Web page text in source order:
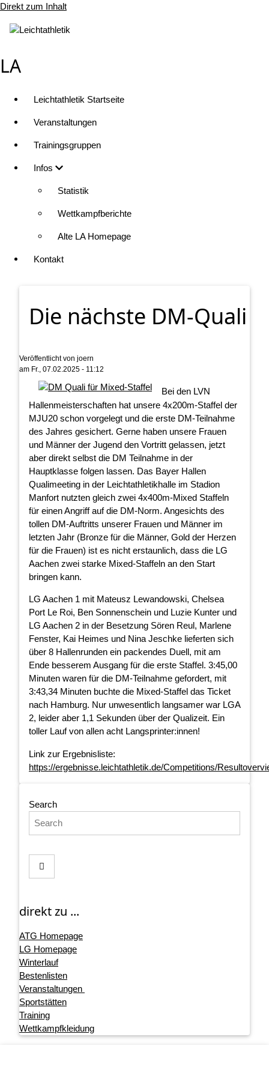
Direkt zum Inhalt
LA
Leichtathletik Startseite
Veranstaltungen
Trainingsgruppen
Infos
Statistik
Wettkampfberichte
Alte LA Homepage
Kontakt
Die nächste DM-Quali
Veröffentlicht von joern
am Fr., 07.02.2025 - 11:12
Bei den LVN
Hallenmeisterschaften hat unsere 4x200m-Staffel der
MJU20 schon vorgelegt und die erste DM-Teilnahme
des Jahres gesichert. Gerne haben unsere Frauen
und Männer der Jugend den Vortritt gelassen, jetzt
aber direkt selbst die DM Teilnahme in der
Hauptklasse folgen lassen. Das Bayer Hallen
Qualimeeting in der Leichtathletikhalle im Stadion
Manfort nutzten gleich zwei 4x400m-Mixed Staffeln
für einen Angriff auf die DM-Norm. Angesichts des
tollen DM-Auftritts unserer Frauen und Männer im
letzten Jahr (Bronze für die Männer, Gold der Herzen
für die Frauen) ist es nicht erstaunlich, dass die LG
Aachen zwei starke Mixed-Staffeln an den Start
bringen kann.
LG Aachen 1 mit Mateusz Lewandowski, Chelsea
Port Le Roi, Ben Sonnenschein und Luzie Kunter und
LG Aachen 2 in der Besetzung Sören Reul, Marlene
Fenster, Kai Heimes und Nina Jeschke lieferten sich
über 8 Hallenrunden ein packendes Duell, mit am
Ende besserem Ausgang für die erste Staffel. 3:45,00
Minuten waren für die DM-Teilnahme gefordert, mit
3:43,34 Minuten buchte die Mixed-Staffel das Ticket
nach Hamburg. Nur unwesentlich langsamer war LGA
2, leider aber 1,1 Sekunden über der Qualizeit. Ein
toller Lauf von allen acht Langsprinter:innen!
Link zur Ergebnisliste:
https://ergebnisse.leichtathletik.de/Competitions/
Search
direkt zu ...
ATG Homepage
LG Homepage
Winterlauf
Bestenlisten
Veranstaltungen
Sportstätten
Training
Wettkampfkleidung